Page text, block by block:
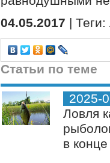
04.05.2017 | Теги:
Статьи по теме
2025-
Ловля
в